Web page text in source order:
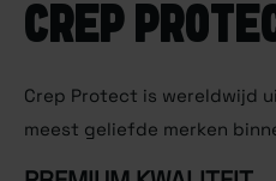
CREP
Crep Protect is wereldwijd
meest geliefde merken